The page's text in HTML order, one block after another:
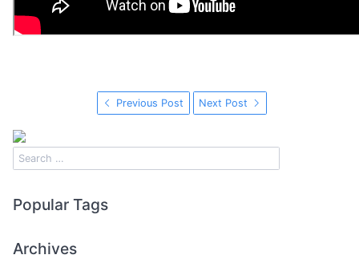
Previous Post Next Post
Popular Tags
Archives